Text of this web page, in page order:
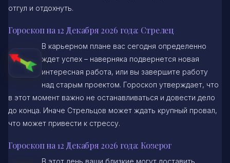
отгул и отдохнуть.
Гороскоп на 12 Декабря 2026 года: Стрелец
В карьерном плане вас сегодня определенно
ждет успех – наверняка подвернется новая
интересная работа, или вы завершите работу
над старым проектом. Гороскоп утверждает, что
в этот момент важно не останавливаться и довести дело
до конца. Иначе Стрельцов может ждать крупный провал,
что может привести к стрессу.
Гороскоп на 12 Декабря 2026 года: Козерог
В этот день ваши близкие могут доставить